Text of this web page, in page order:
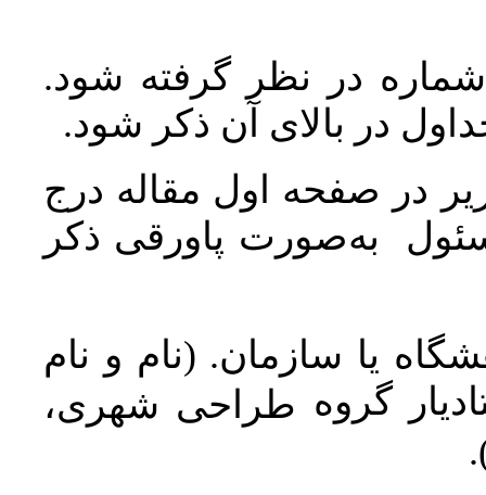
در نظر گرفته شود.
در بالای آن ذکر شود.
در صفحه اول مقاله درج
به‌صورت پاورقی ذکر
یا سازمان. (نام و نام
گروه طراحی شهری،